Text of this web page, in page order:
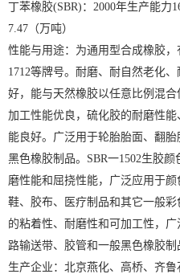
丁苯橡胶(SBR)：2000年生产能力
7.47（万吨）
性能与用途：为通用型合成橡胶，
1712等牌号。耐磨、耐自然老化
好，能与天然橡胶以任意比例混合
加工性能优良，硫化胶的耐磨性
能良好。广泛用于轮胎胎面、翻
黑色橡胶制品。SBR一1502生胶
磨性能和屈挠性能，广泛应用于
鞋、胶布、医疗制品和其它一般彩
的粘着性、耐磨性和可加工性，
路输送带、胶管和一般黑色橡胶制
生产企业：北京燕化、高桥、齐鲁